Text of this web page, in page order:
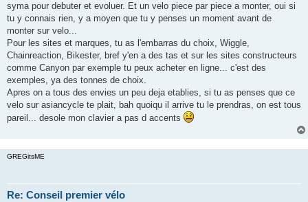
syma pour debuter et evoluer. Et un velo piece par piece a monter, oui si
tu y connais rien, y a moyen que tu y penses un moment avant de
monter sur velo...
Pour les sites et marques, tu as l'embarras du choix, Wiggle,
Chainreaction, Bikester, bref y'en a des tas et sur les sites constructeurs
comme Canyon par exemple tu peux acheter en ligne... c'est des
exemples, ya des tonnes de choix.
Apres on a tous des envies un peu deja etablies, si tu as penses que ce
velo sur asiancycle te plait, bah quoiqu il arrive tu le prendras, on est tous
pareil... desole mon clavier a pas d accents
GREGitsME
Re: Conseil premier vélo